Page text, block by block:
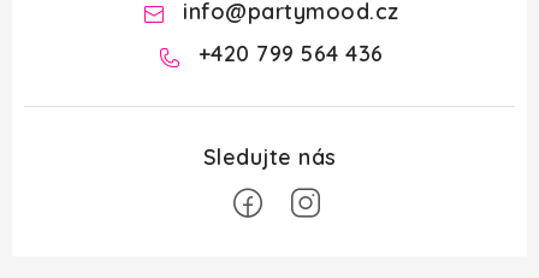
info@partymood.cz
+420 799 564 436